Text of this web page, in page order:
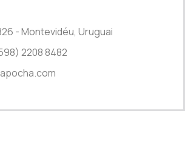
- Montevidéu, Uruguai
2208 8482